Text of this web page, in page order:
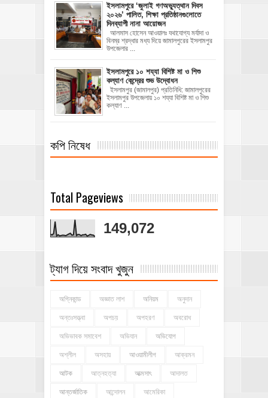
‎ইসলামপুরে ‘জুলাই গণঅভ্যুত্থান দিবস
২০২৬’ পালিত, শিক্ষা প্রতিষ্ঠানগুলোতে
দিনব্যাপী নানা আয়োজন
‎​আলমাস হোসেন আওয়ালঃ‎ ‎​যথাযোগ্য মর্যাদা ও
বিনম্র শ্রদ্ধার মধ্য দিয়ে জামালপুরের ইসলামপুর
উপজেলার ...
ইসলামপুরে ১০ শয্যা বিশিষ্ট মা ও শিশু
কল্যাণ কেন্দ্রের শুভ উদ্বোধন
ইসলামপুর (জামালপুর) প্রতিনিধি: জামালপুরের
ইসলামপুর উপজেলায় ১০ শয্যা বিশিষ্ট মা ও শিশু
কল্যাণ ...
কপি নিষেধ
Total Pageviews
149,072
ট্যাগ দিয়ে সংবাদ খুজুন
অগ্নিকান্ড অজ্ঞাত লাশ অনিয়ম অনুদান
অন্তঃসত্ত্বা অপচয় অপহরণ অবরোধ
অভিভাবক সমাবেশ অভিযান অভিযোগ
অশ্লীল অসহায় আওয়ামীলীগ আক্রমন
আটক আত্নহত্যা আত্মসাৎ আদালত
আন্তর্জাতিক আন্দোলন আমেরিকা